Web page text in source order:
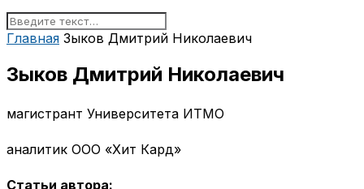
Главная Зыков Дмитрий Николаевич
Зыков Дмитрий Николаевич
магистрант Университета ИТМО
аналитик ООО «Хит Кард»
Статьи автора: